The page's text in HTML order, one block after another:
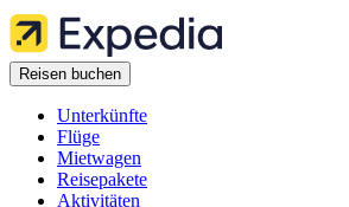
Reisen buchen
Unterkünfte
Flüge
Mietwagen
Reisepakete
Aktivitäten